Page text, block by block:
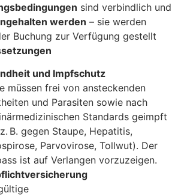
sind verbindlich und
werden – sie werden
Buchung zur Verfügung gestellt
und Impfschutz
müssen frei von ansteckenden
und Parasiten sowie nach
Standards geimpft
B. gegen Staupe, Hepatitis,
Parvovirose, Tollwut). Der
ist auf Verlangen vorzuzeigen.